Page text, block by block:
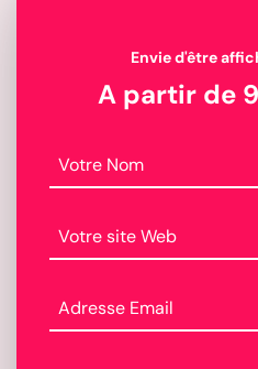
Envie d'être
A partir de